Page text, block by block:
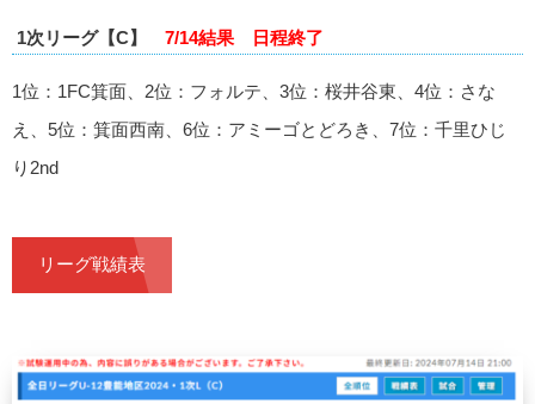
1次リーグ【C】 7/14結果 日程終了
1位：1FC箕面、2位：フォルテ、3位：桜井谷東、4位：さな
え、5位：箕面西南、6位：アミーゴとどろき、7位：千里ひじ
り2nd
リーグ戦績表